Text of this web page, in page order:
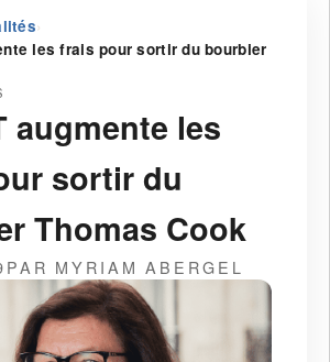
›
les frais pour sortir du bourbier
augmente les
sortir du
Thomas Cook
PAR MYRIAM ABERGEL